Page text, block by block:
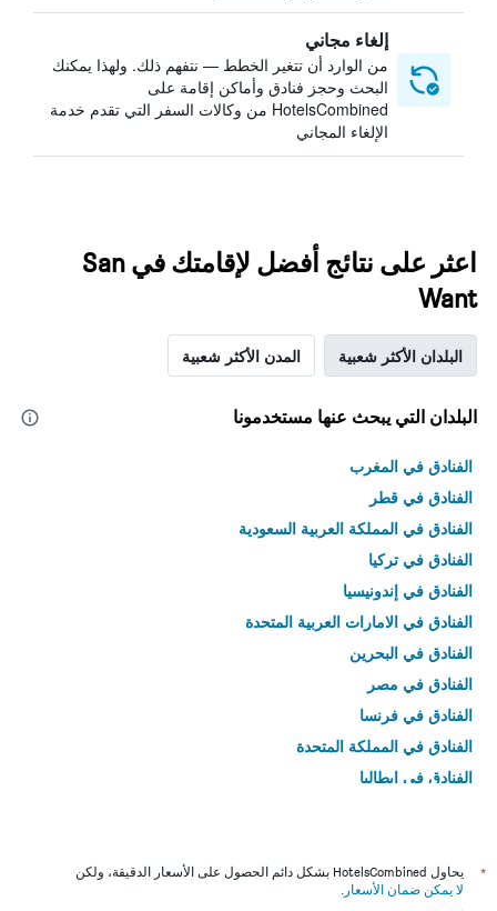
إلغاء مجاني
من الوارد أن تتغير الخطط — نتفهم ذلك. ولهذا يمكنك
البحث وحجز فنادق وأماكن إقامة على
HotelsCombined من وكالات السفر التي تقدم خدمة
الإلغاء المجاني
اعثر على نتائج أفضل لإقامتك في San
Want
البلدان الأكثر شعبية المدن الأكثر شعبية
البلدان التي يبحث عنها مستخدمونا
الفنادق في المغرب
الفنادق في قطر
الفنادق في المملكة العربية السعودية
الفنادق في تركيا
الفنادق في إندونيسيا
الفنادق في الامارات العربية المتحدة
الفنادق في البحرين
الفنادق في مصر
الفنادق في فرنسا
الفنادق في المملكة المتحدة
الفنادق في إيطاليا
*
يحاول HotelsCombined بشكل دائم الحصول على الأسعار الدقيقة، ولكن
لا يمكن ضمان الأسعار .